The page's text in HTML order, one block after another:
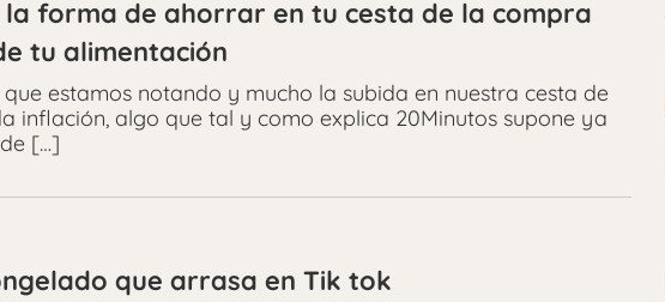
forma de ahorrar en tu cesta de la compra
tu alimentación
estamos notando y mucho la subida en nuestra cesta de
inflación, algo que tal y como explica 20Minutos supone ya
[…]
que arrasa en Tik tok